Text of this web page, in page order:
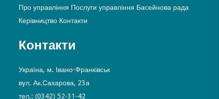
Про управління Послуги управління Басейнова рада
Керівництво Контакти
Контакти
Україна, м. Івано-Франківськ
вул. Ак.Сахарова, 23а
тел.: (0342) 52-31-42